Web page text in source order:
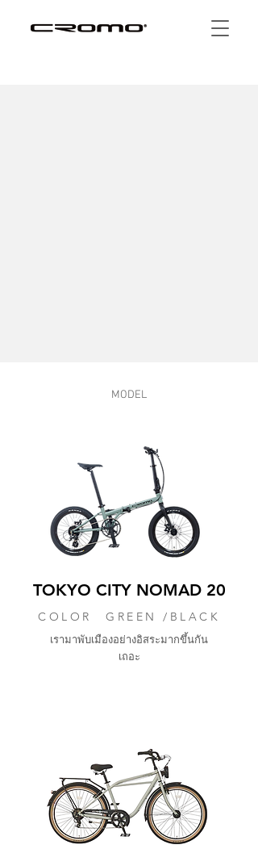
MODEL
TOKYO CITY NOMAD 20
COLOR GREEN /BLACK
เรามาพับเมืองอย่างอิสระมากขึ้นกัน
เถอะ